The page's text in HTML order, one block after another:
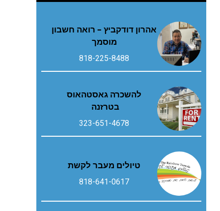
אהרון דודקביץ – רואה חשבון
מוסמך
818-225-8488
להשכרה גאסטהאוס
בטרזנה
323-651-4678
טיולים מעבר לקשת
818-641-0617